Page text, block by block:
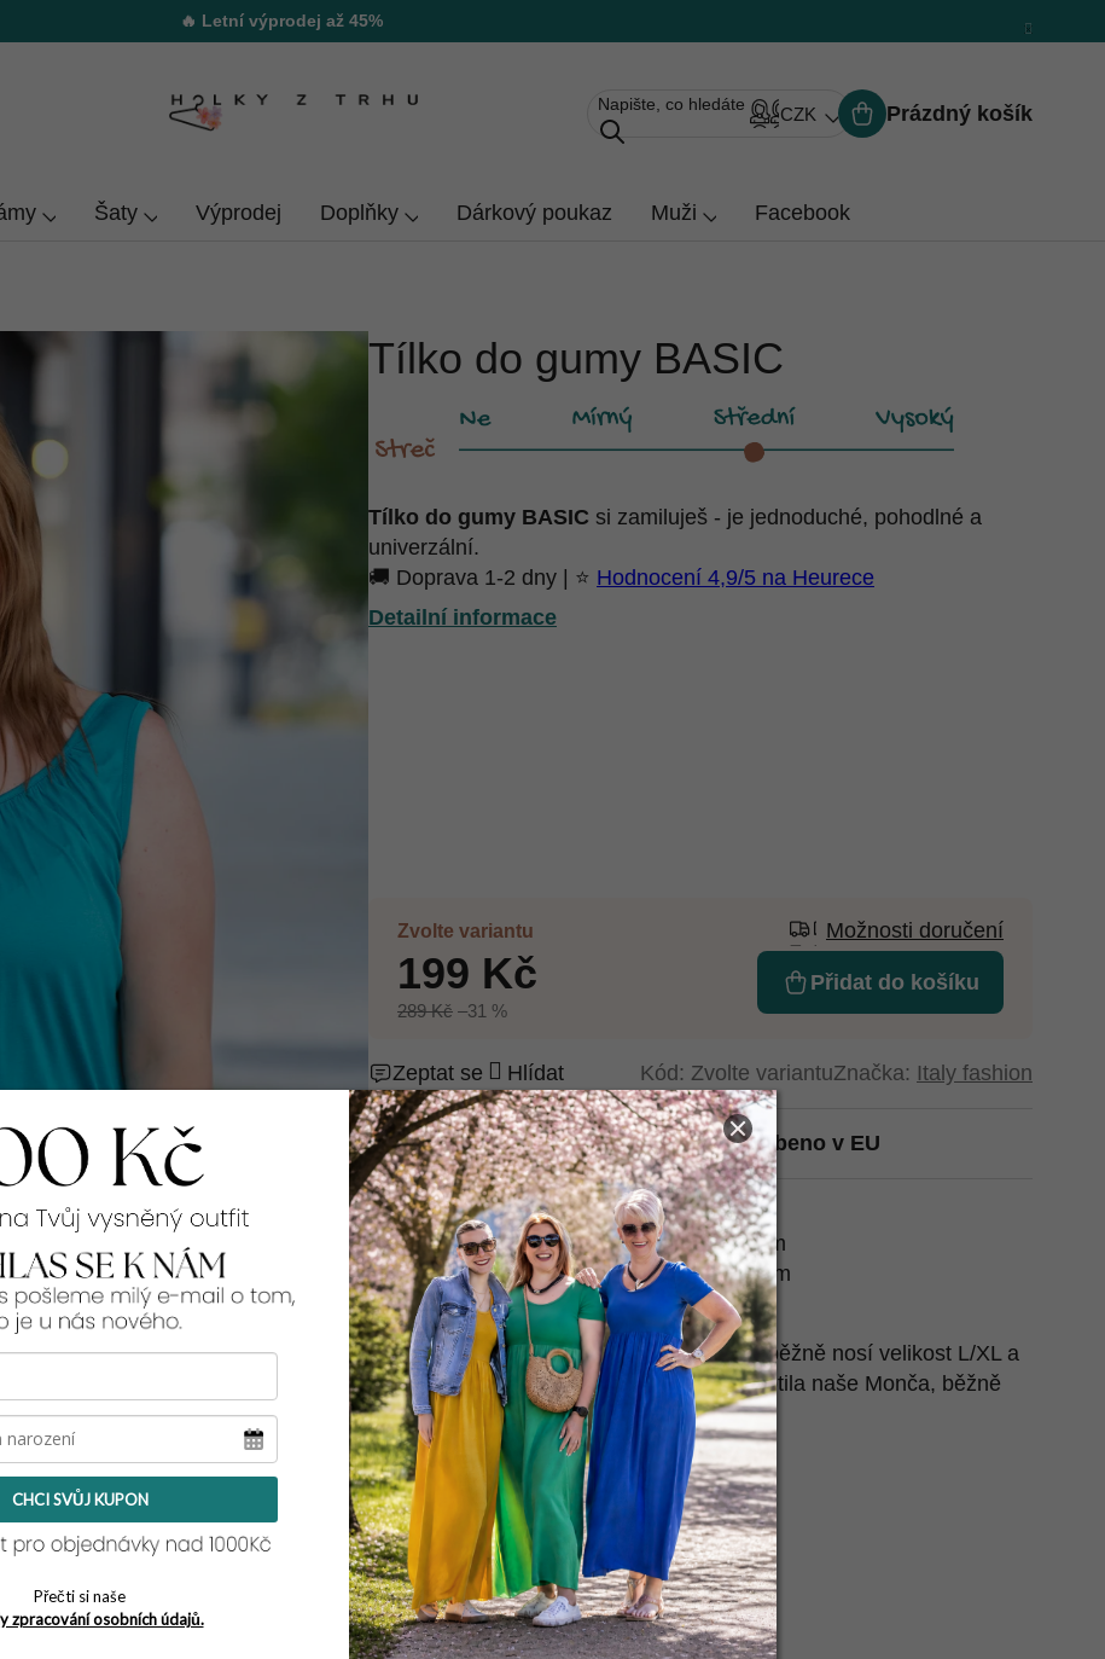
🔥 Letní výprodej až 45%
Nákupní
Prázdný košík
CZK
Šaty Výprodej Doplňky Dárkový poukaz Muži Facebook
Tílko do gumy BASIC
Zvolte variantu Možnosti doručení
289 Kč –31 %
199 Kč Přidat do košíku
Rozměry:
přes prsa v klidu - natažené:2x 60-70 cm
přes boky v klidu - natažené:2x 45-65 cm
délka:65 cm
Tento model pro tebe nafotila naše Péťa, běžně nosí velikost L/XL a
její míry najdeš
zde. Také ho pro tebe nafotila naše Monča, běžně
nosí velikost L/XL a její míry najdešzde.
Tílko do gumy BASIC si zamiluješ - je jednoduché, pohodlné a
univerzální.
🚚 Doprava 1-2 dny | ⭐ Hodnocení 4,9/5 na Heurece
Detailní informace
Zeptat se Hlídat Značka: Italy fashion
Kód: Zvolte variantu
99% spokojenost na Heurece Vyrobeno v EU
CHCI SVŮJ KUPON
Přečti si naše
zpracování osobních údajů.